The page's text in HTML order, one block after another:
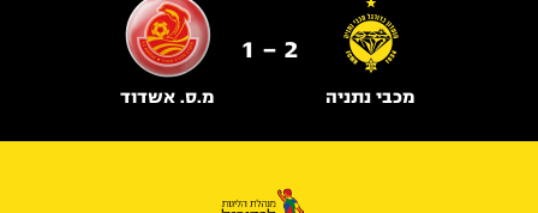
מכבי נתניה
2 - 1
מ.ס. אשדוד